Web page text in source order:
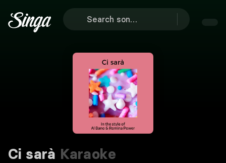
Ci sarà Karaoke